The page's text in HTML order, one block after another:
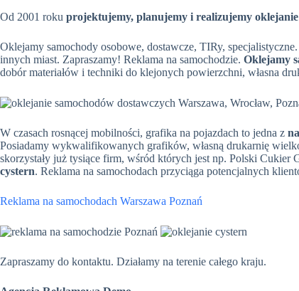
Od 2001 roku projektujemy, planujemy i realizujemy
Oklejamy samochody osobowe, dostawcze, TIRy,
innych miast. Zapraszamy! Reklama na samochodzie. Oklejamy
dobór materiałów i techniki do klejonych powierzchni, własna
W czasach rosnącej mobilności, grafika na pojazdach to jedna z
Posiadamy wykwalifikowanych grafików, własną drukarnię
skorzystały już tysiące firm, wśród których jest np. Polski
cystern. Reklama na samochodach przyciąga potencjalnych
Reklama na samochodach Warszawa Poznań
Zapraszamy do kontaktu. Działamy na terenie całego kraju.